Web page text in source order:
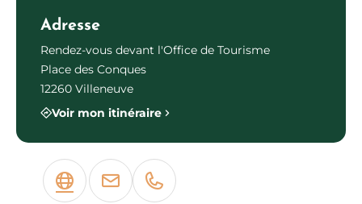
Adresse
Rendez-vous devant l'Office de Tourisme
Place des Conques
12260 Villeneuve
Voir mon itinéraire